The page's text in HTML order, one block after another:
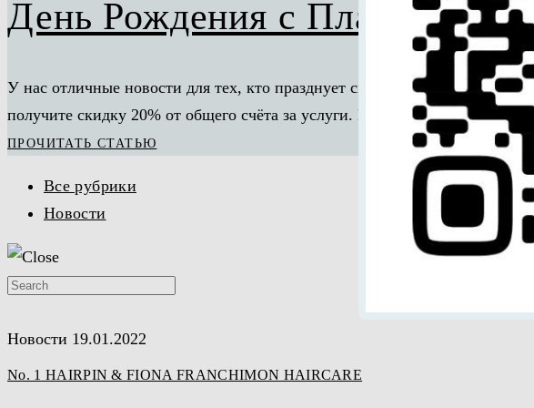
День Рождения с Планетой
У нас отличные новости для тех, кто празднует свой День Рождения ?
получите скидку 20% от общего счёта за услуги. Просто скажите ...
ПРОЧИТАТЬ СТАТЬЮ
Все рубрики
Новости
Новости 19.01.2022
No. 1 HAIRPIN & FIONA FRANCHIMON HAIRCARE